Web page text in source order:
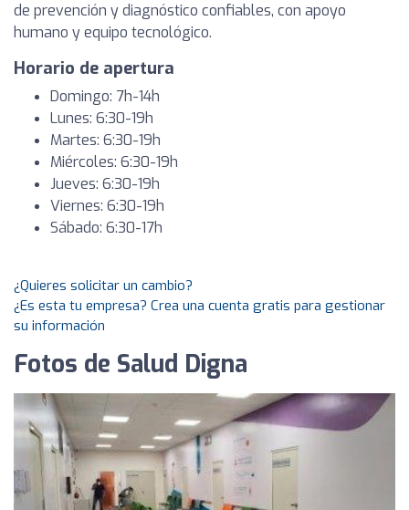
de prevención y diagnóstico confiables, con apoyo
humano y equipo tecnológico.
Horario de apertura
Domingo: 7h-14h
Lunes: 6:30-19h
Martes: 6:30-19h
Miércoles: 6:30-19h
Jueves: 6:30-19h
Viernes: 6:30-19h
Sábado: 6:30-17h
¿Quieres solicitar un cambio?
¿Es esta tu empresa? Crea una cuenta gratis para gestionar
su información
Fotos de Salud Digna